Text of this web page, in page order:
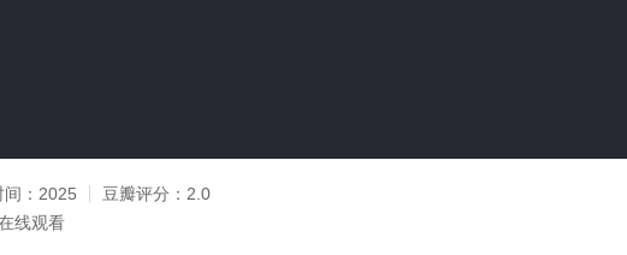
间： 2025 豆瓣评分： 2.0
线观看